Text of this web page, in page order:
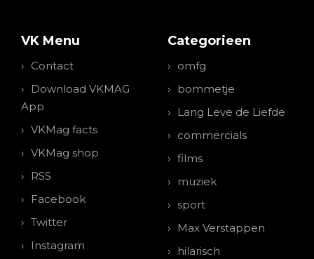
VK Menu
Contact
Download VKMAG
App
VKMag facts
VKMag shop
RSS
Facebook
Twitter
Instagram
Categorieen
omfg
bommetje
Lang Leve de Liefde
commercials
films
muziek
sport
Max Verstappen
hilarisch